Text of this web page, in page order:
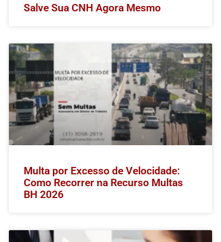
Salve Sua CNH Agora Mesmo
Multa por Excesso de Velocidade:
Como Recorrer na Recurso Multas
BH 2026